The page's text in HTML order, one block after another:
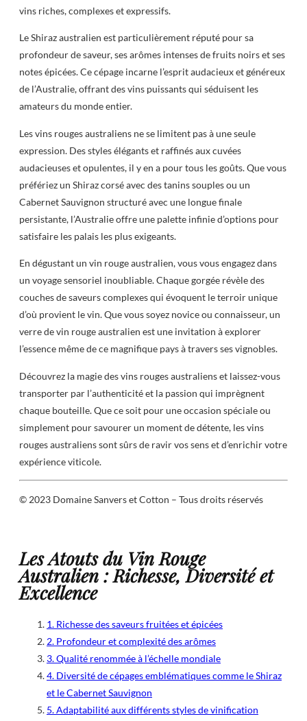
vins riches, complexes et expressifs.
Le Shiraz australien est particulièrement réputé pour sa
profondeur de saveur, ses arômes intenses de fruits noirs et ses
notes épicées. Ce cépage incarne l’esprit audacieux et généreux
de l’Australie, offrant des vins puissants qui séduisent les
amateurs du monde entier.
Les vins rouges australiens ne se limitent pas à une seule
expression. Des styles élégants et raffinés aux cuvées
audacieuses et opulentes, il y en a pour tous les goûts. Que vous
préfériez un Shiraz corsé avec des tanins souples ou un
Cabernet Sauvignon structuré avec une longue finale
persistante, l’Australie offre une palette infinie d’options pour
satisfaire les palais les plus exigeants.
En dégustant un vin rouge australien, vous vous engagez dans
un voyage sensoriel inoubliable. Chaque gorgée révèle des
couches de saveurs complexes qui évoquent le terroir unique
d’où provient le vin. Que vous soyez novice ou connaisseur, un
verre de vin rouge australien est une invitation à explorer
l’essence même de ce magnifique pays à travers ses vignobles.
Découvrez la magie des vins rouges australiens et laissez-vous
transporter par l’authenticité et la passion qui imprègnent
chaque bouteille. Que ce soit pour une occasion spéciale ou
simplement pour savourer un moment de détente, les vins
rouges australiens sont sûrs de ravir vos sens et d’enrichir votre
expérience viticole.
© 2023 Domaine Sanvers et Cotton – Tous droits réservés
Les Atouts du Vin Rouge
Australien : Richesse, Diversité et
Excellence
1. Richesse des saveurs fruitées et épicées
2. Profondeur et complexité des arômes
3. Qualité renommée à l’échelle mondiale
4. Diversité de cépages emblématiques comme le Shiraz
et le Cabernet Sauvignon
5. Adaptabilité aux différents styles de vinification